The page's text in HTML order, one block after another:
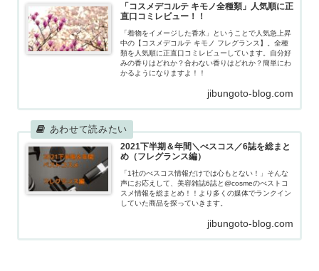
「コスメデコルテ キモノ全種類」人気順に正
直口コミレビュー！！
「着物をイメージした香水」ということで人気急上昇
中の【コスメデコルテ キモノ フレグランス】。全種
類を人気順に正直口コミレビューしています。自分好
みの香りはどれか？合わない香りはどれか？簡単にわ
かるようになりますよ！！
jibungoto-blog.com
2021下半期＆年間＼べスコス／6誌を総まと
め（フレグランス編）
「1社のべスコス情報だけでは心もとない！」そんな
声にお応えして、美容雑誌6誌と@cosmeのべストコ
スメ情報を総まとめ！！より多くの媒体でランクイン
していた商品を探っていきます。
jibungoto-blog.com